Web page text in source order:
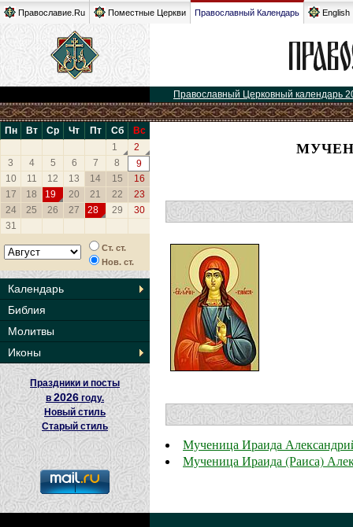
Православие.Ru Поместные Церкви Православный Календарь English
Православный Церковный календарь
Пн Вт Ср Чт Пт Сб
Вс
1
2
3
4 5 6 7 8
9
10
11 12 13 14 15
16
17
18 19 20 21 22
23
24
25 26 27 28 29
30
31
Ст. ст.
Нов. ст.
Календарь
Библия
Молитвы
Иконы
Праздники и посты
в2026 году.
Новый стиль
Старый стиль
Мученица Ираида
Мученица Ираида (Раиса)